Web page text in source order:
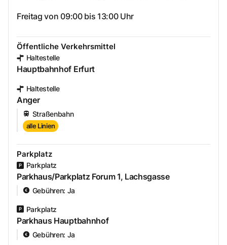
Freitag von 09:00 bis 13:00 Uhr
Öffentliche Verkehrsmittel
Haltestelle
Hauptbahnhof Erfurt
Haltestelle
Anger
Straßenbahn
alle Linien
Parkplatz
Parkplatz
Parkhaus/Parkplatz Forum 1, Lachsgasse
Gebühren: Ja
Parkplatz
Parkhaus Hauptbahnhof
Gebühren: Ja